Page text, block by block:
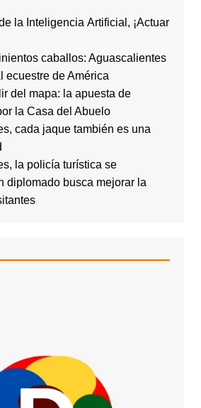
la Inteligencia Artificial, ¡Actuar
caballos: Aguascalientes
ecuestre de América
del mapa: la apuesta de
la Casa del Abuelo
cada jaque también es una
la policía turística se
diplomado busca mejorar la